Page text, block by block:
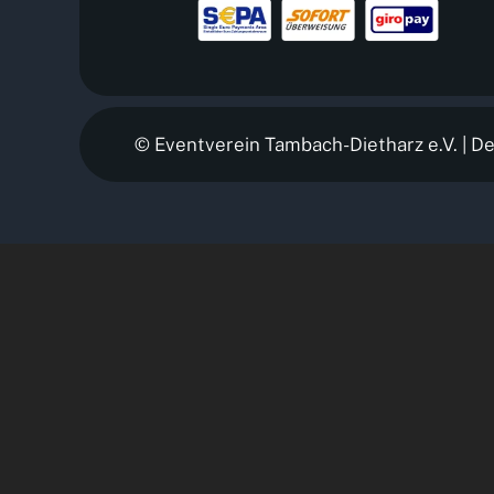
© Eventverein Tambach-Dietharz e.V. |